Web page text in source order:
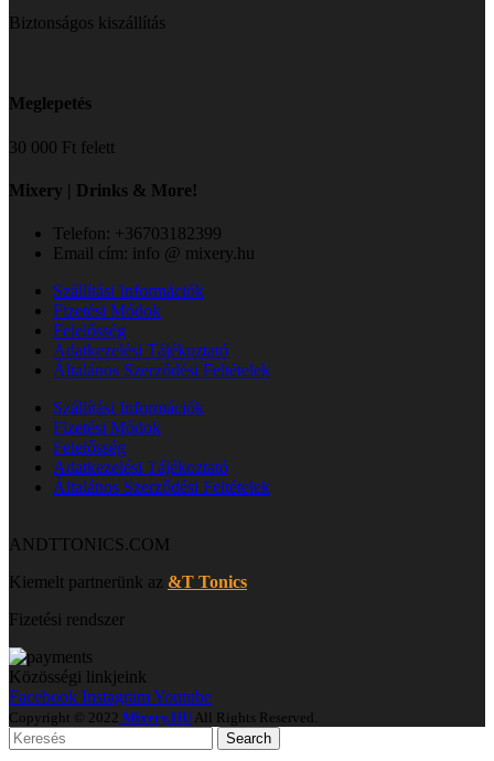
Biztonságos kiszállítás
Meglepetés
30 000 Ft felett
Mixery | Drinks & More!
Telefon: +36703182399
Email cím: info @ mixery.hu
Szállítási Információk
Fizetési Módok
Felelősség
Adatkezelési Tájékoztató
Általános Szerződési Feltételek
Szállítási Információk
Fizetési Módok
Felelősség
Adatkezelési Tájékoztató
Általános Szerződési Feltételek
ANDTTONICS.COM
Kiemelt partnerünk az &T Tonics
Fizetési rendszer
Közösségi linkjeink
Facebook InstagramYoutube
Copyright © 2022 Mixery.HU All Rights Reserved.
Search